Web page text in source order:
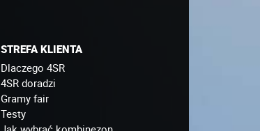
STREFA KLIENTA
Dlaczego 4SR
4SR doradzi
Gramy fair
Testy